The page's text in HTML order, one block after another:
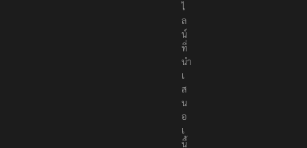
ไ
ล
น์
ที่
นำ
เ
ส
น
อ
เ
นื้